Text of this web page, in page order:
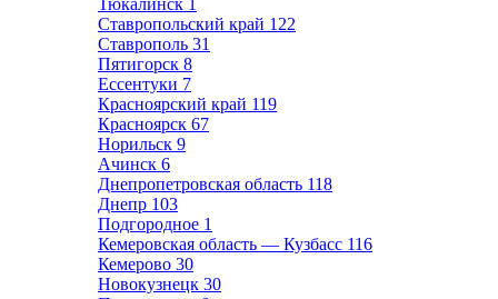
Тюкалинск 1
Ставропольский край 122
Ставрополь 31
Пятигорск 8
Ессентуки 7
Красноярский край 119
Красноярск 67
Норильск 9
Ачинск 6
Днепропетровская область 118
Днепр 103
Подгородное 1
Кемеровская область — Кузбасс 116
Кемерово 30
Новокузнецк 30